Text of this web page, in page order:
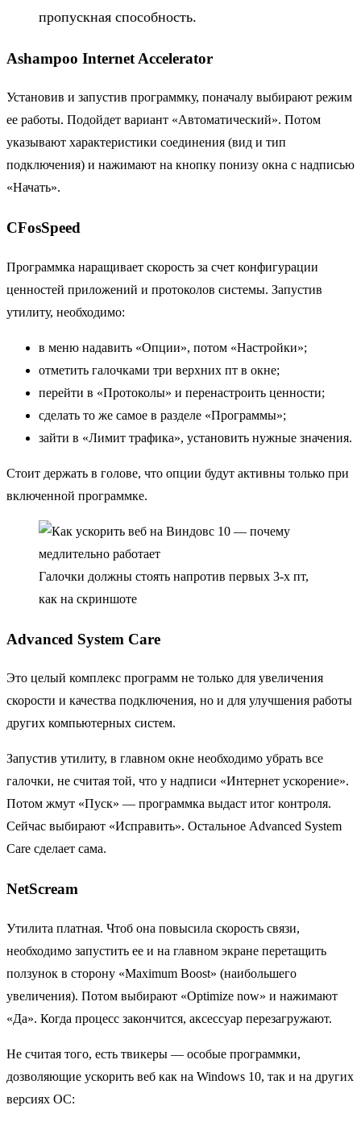
пропускная способность.
Ashampoo Internet Accelerator
Установив и запустив программку, поначалу выбирают режим
ее работы. Подойдет вариант «Автоматический». Потом
указывают характеристики соединения (вид и тип
подключения) и нажимают на кнопку понизу окна с надписью
«Начать».
СFosSpeed
Программка наращивает скорость за счет конфигурации
ценностей приложений и протоколов системы. Запустив
утилиту, необходимо:
в меню надавить «Опции», потом «Настройки»;
отметить галочками три верхних пт в окне;
перейти в «Протоколы» и перенастроить ценности;
сделать то же самое в разделе «Программы»;
зайти в «Лимит трафика», установить нужные значения.
Стоит держать в голове, что опции будут активны только при
включенной программке.
Галочки должны стоять напротив первых 3-х пт,
как на скриншоте
Advanced System Care
Это целый комплекс программ не только для увеличения
скорости и качества подключения, но и для улучшения работы
других компьютерных систем.
Запустив утилиту, в главном окне необходимо убрать все
галочки, не считая той, что у надписи «Интернет ускорение».
Потом жмут «Пуск» — программка выдаст итог контроля.
Сейчас выбирают «Исправить». Остальное Advanced System
Care сделает сама.
NetScream
Утилита платная. Чтоб она повысила скорость связи,
необходимо запустить ее и на главном экране перетащить
ползунок в сторону «Maximum Boost» (наибольшего
увеличения). Потом выбирают «Optimize now» и нажимают
«Да». Когда процесс закончится, аксессуар перезагружают.
Не считая того, есть твикеры — особые программки,
дозволяющие ускорить веб как на Windows 10, так и на других
версиях ОС: